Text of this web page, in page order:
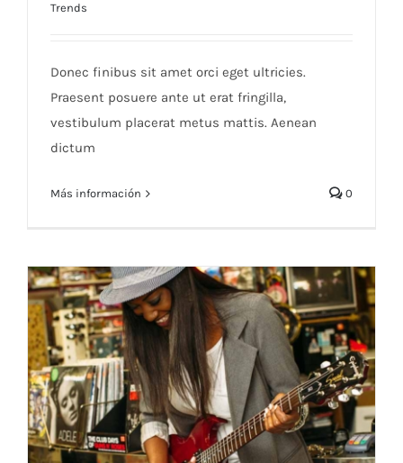
Trends
Donec finibus sit amet orci eget ultricies.
Praesent posuere ante ut erat fringilla,
vestibulum placerat metus mattis. Aenean
dictum
Más información 0